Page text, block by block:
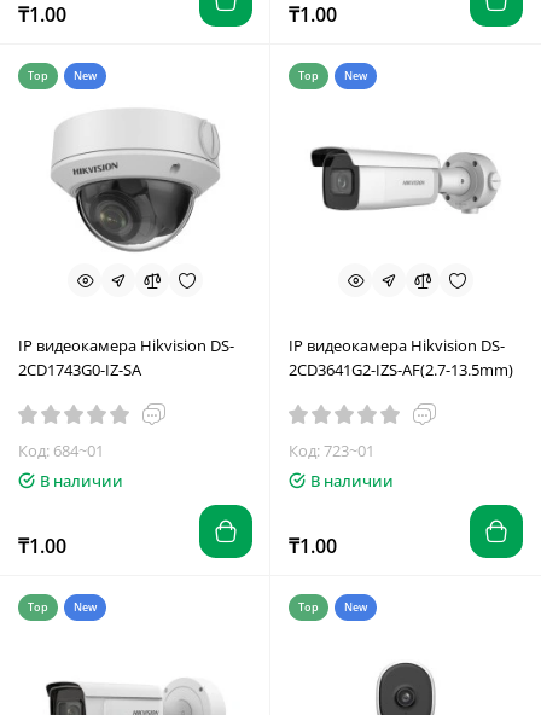
₸1.00 ₸1.00
Top New
IP видеокамера Hikvision DS-
2CD1743G0-IZ-SA
Код: 684~01
В наличии
₸1.00
Top New
IP видеокамера Hikvision DS-
2CD3641G2-IZS-AF(2.7-13.5mm)
Код: 723~01
В наличии
₸1.00
Top New Top New